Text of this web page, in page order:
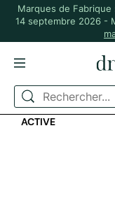
Marques de Fabrique
14 septembre 2026 -
ACCUEIL ZÉRO
BOUTEILLE
ACTIVE